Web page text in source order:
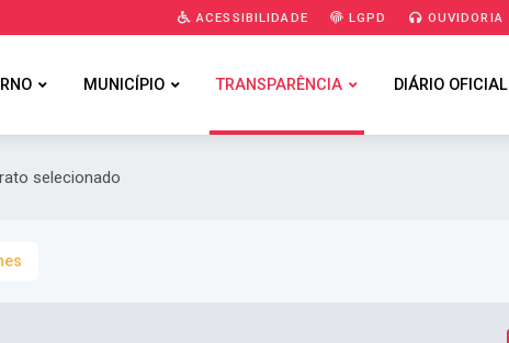
ACESSIBILIDADE LGPD OUVIDORIA
MUNICÍPIO TRANSPARÊNCIA DIÁRIO OFICIAL
selecionado